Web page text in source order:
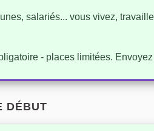
salariés... vous vivez,
- places limitées.
DÉBUT